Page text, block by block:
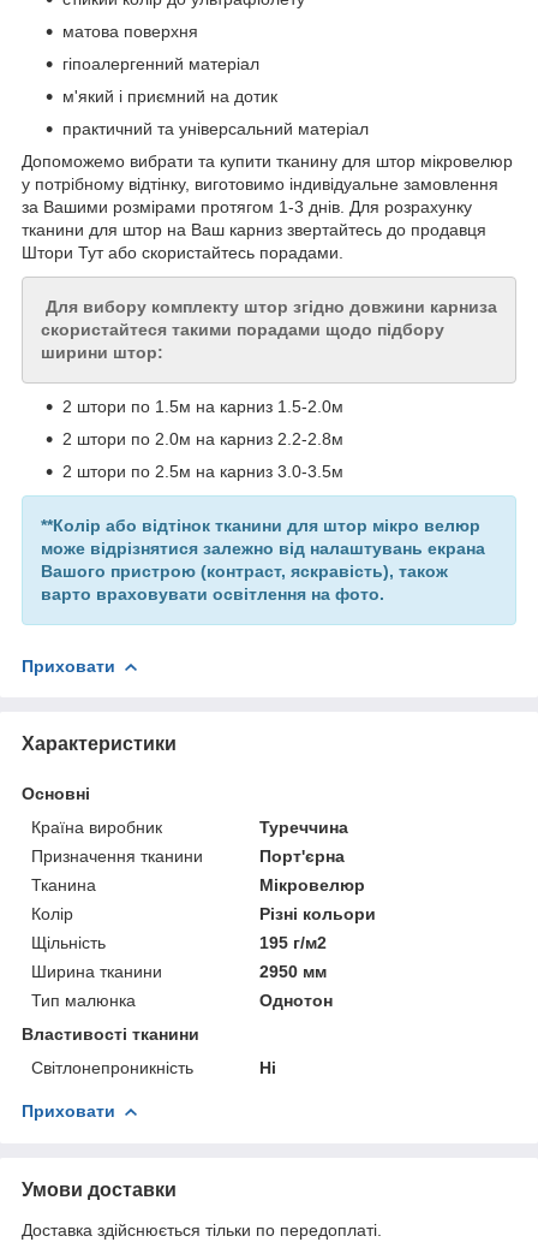
матова поверхня
гіпоалергенний матеріал
м'який і приємний на дотик
практичний та універсальний матеріал
Допоможемо вибрати та купити тканину для штор мікровелюр
у потрібному відтінку, виготовимо індивідуальне замовлення
за Вашими розмірами протягом 1-3 днів. Для розрахунку
тканини для штор на Ваш карниз звертайтесь до продавця
Штори Тут або скористайтесь порадами.
Для вибору комплекту штор згідно довжини карниза
скористайтеся такими порадами щодо підбору
ширини штор:
2 штори по 1.5м на карниз 1.5-2.0м
2 штори по 2.0м на карниз 2.2-2.8м
2 штори по 2.5м на карниз 3.0-3.5м
**Колір або відтінок тканини для штор мікро велюр
може відрізнятися залежно від налаштувань екрана
Вашого пристрою (контраст, яскравість), також
варто враховувати освітлення на фото.
Приховати
Характеристики
Основні
Країна виробник
Туреччина
Призначення тканини
Порт'єрна
Тканина
Мікровелюр
Колір
Різні кольори
Щільність
195 г/м2
Ширина тканини
2950 мм
Тип малюнка
Однотон
Властивості тканини
Світлонепроникність
Ні
Приховати
Умови доставки
Доставка здійснюється тільки по передоплаті.